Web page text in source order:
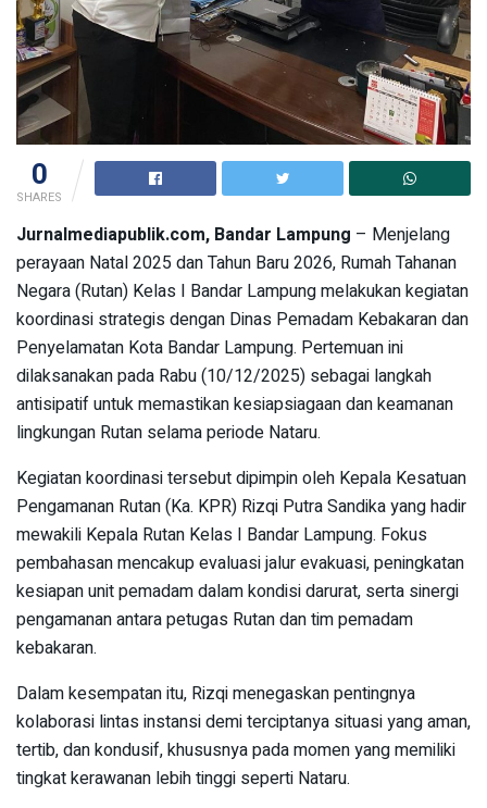
0
SHARES
Jurnalmediapublik.com, Bandar Lampung – Menjelang
perayaan Natal 2025 dan Tahun Baru 2026, Rumah Tahanan
Negara (Rutan) Kelas I Bandar Lampung melakukan kegiatan
koordinasi strategis dengan Dinas Pemadam Kebakaran dan
Penyelamatan Kota Bandar Lampung. Pertemuan ini
dilaksanakan pada Rabu (10/12/2025) sebagai langkah
antisipatif untuk memastikan kesiapsiagaan dan keamanan
lingkungan Rutan selama periode Nataru.
Kegiatan koordinasi tersebut dipimpin oleh Kepala Kesatuan
Pengamanan Rutan (Ka. KPR) Rizqi Putra Sandika yang hadir
mewakili Kepala Rutan Kelas I Bandar Lampung. Fokus
pembahasan mencakup evaluasi jalur evakuasi, peningkatan
kesiapan unit pemadam dalam kondisi darurat, serta sinergi
pengamanan antara petugas Rutan dan tim pemadam
kebakaran.
Dalam kesempatan itu, Rizqi menegaskan pentingnya
kolaborasi lintas instansi demi terciptanya situasi yang aman,
tertib, dan kondusif, khususnya pada momen yang memiliki
tingkat kerawanan lebih tinggi seperti Nataru.